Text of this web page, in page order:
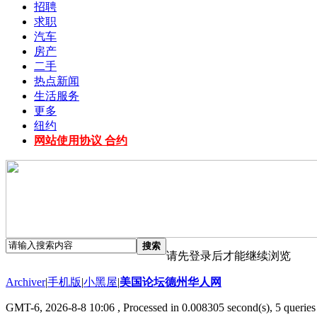
招聘
求职
汽车
房产
二手
热点新闻
生活服务
更多
纽约
网站使用协议 合约
搜索
请先登录后才能继续浏览
Archiver|手机版|小黑屋|美国论坛德州华人网
GMT-6, 2026-8-8 10:06 , Processed in 0.008305 second(s), 5